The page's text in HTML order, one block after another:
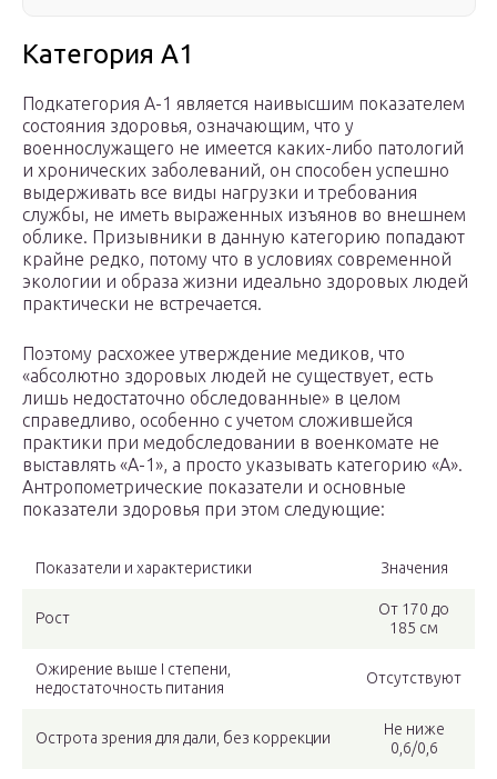
Категория А1
Подкатегория А-1 является наивысшим показателем
состояния здоровья, означающим, что у
военнослужащего не имеется каких-либо патологий
и хронических заболеваний, он способен успешно
выдерживать все виды нагрузки и требования
службы, не иметь выраженных изъянов во внешнем
облике. Призывники в данную категорию попадают
крайне редко, потому что в условиях современной
экологии и образа жизни идеально здоровых людей
практически не встречается.
Поэтому расхожее утверждение медиков, что
«абсолютно здоровых людей не существует, есть
лишь недостаточно обследованные» в целом
справедливо, особенно с учетом сложившейся
практики при медобследовании в военкомате не
выставлять «А-1», а просто указывать категорию «А».
Антропометрические показатели и основные
показатели здоровья при этом следующие:
Показатели и характеристики Значения
Рост
От 170 до
185 см
Ожирение выше I степени,
недостаточность питания
Отсутствуют
Острота зрения для дали, без коррекции
Не ниже
0,6/0,6